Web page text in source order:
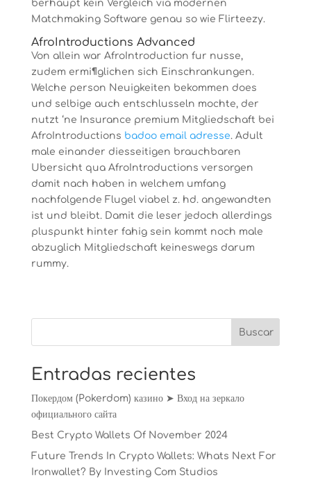
berhaupt kein Vergleich via modernen
Matchmaking Software genau so wie Flirteezy.
AfroIntroductions Advanced
Von allein war AfroIntroduction fur nusse,
zudem ermi¶glichen sich Einschrankungen.
Welche person Neuigkeiten bekommen does
und selbige auch entschlusseln mochte, der
nutzt ‘ne Insurance premium Mitgliedschaft bei
AfroIntroductions badoo email adresse. Adult
male einander diesseitigen brauchbaren
Ubersicht qua AfroIntroductions versorgen
damit nach haben in welchem umfang
nachfolgende Flugel viabel z. hd. angewandten
ist und bleibt. Damit die leser jedoch allerdings
pluspunkt hinter fahig sein kommt noch male
abzuglich Mitgliedschaft keineswegs darum
rummy.
Entradas recientes
Покердом (Pokerdom) казино ➤ Вход на зеркало
официального сайта
Best Crypto Wallets Of November 2024
Future Trends In Crypto Wallets: Whats Next For
Ironwallet? By Investing Com Studios